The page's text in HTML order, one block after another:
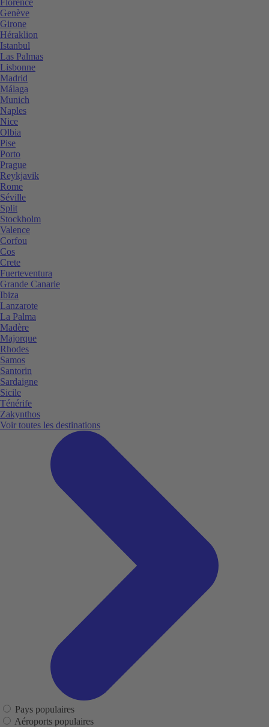
Genève
Girone
Héraklion
Istanbul
Las Palmas
Lisbonne
Madrid
Málaga
Munich
Naples
Nice
Olbia
Pise
Porto
Prague
Reykjavik
Rome
Séville
Split
Stockholm
Valence
Corfou
Cos
Crete
Fuerteventura
Grande Canarie
Ibiza
Lanzarote
La Palma
Madère
Majorque
Rhodes
Samos
Santorin
Sardaigne
Sicile
Ténérife
Zakynthos
Voir toutes les destinations
Pays populaires
Aéroports populaires